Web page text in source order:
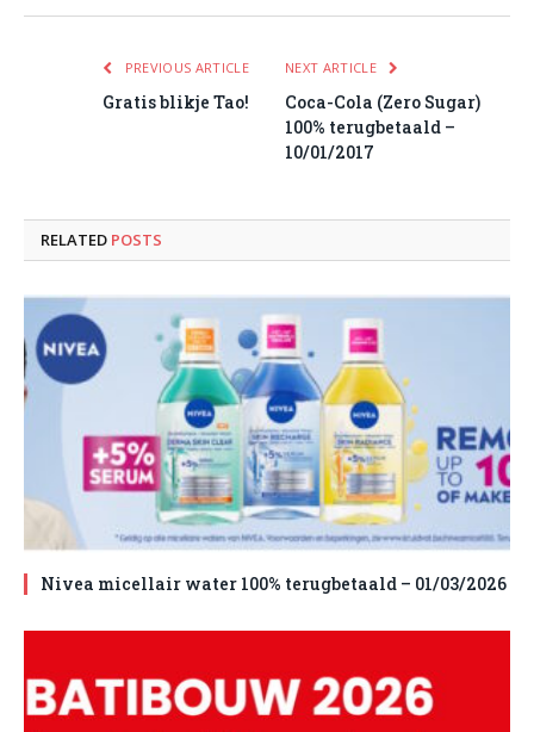
PREVIOUS ARTICLE
Gratis blikje Tao!
NEXT ARTICLE
Coca-Cola (Zero Sugar)
100% terugbetaald –
10/01/2017
RELATED POSTS
Nivea micellair water 100% terugbetaald – 01/03/2026